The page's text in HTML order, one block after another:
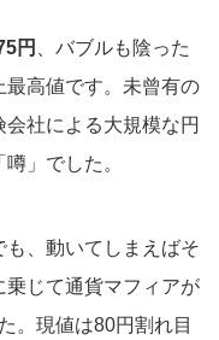
円
、バブルも陰った
高値です。未曾有の
社による大規模な円
」でした。
も、動いてしまえばそ
じて通貨マフィアが
。現値は80円割れ目